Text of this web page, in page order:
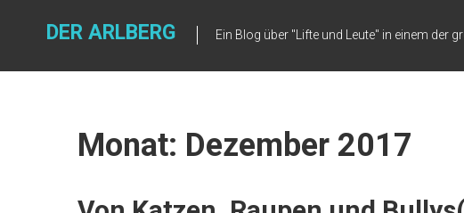
DER ARLBERG Ein Blog über "Lifte und Leute" in einem der
Monat: Dezember 2017